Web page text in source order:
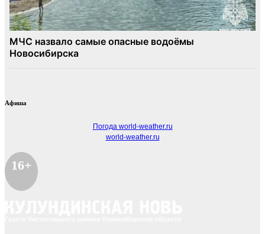
Афиша
Погода world-weather.ru
world-weather.ru
16+